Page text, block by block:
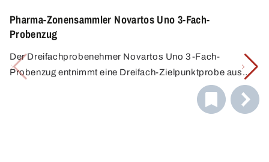
Pharma-Zonensammler Novartos Uno 3-Fach-
Probenzug
Der Dreifachprobenehmer Novartos Uno 3-Fach-
Probenzug entnimmt eine Dreifach-Zielpunktprobe aus
einem vordefinierten Probenahmebereich. Für den
Dreifachprobenzug wird eine Sammelkammer mit drei